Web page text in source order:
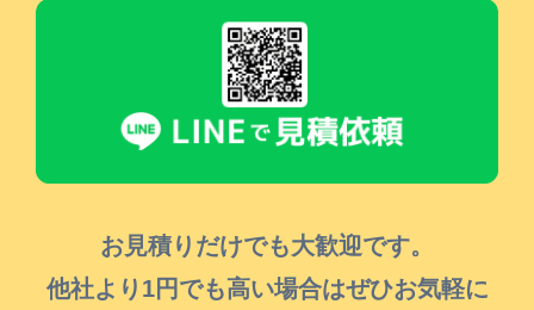
お見積りだけでも大歓迎です。
他社より1円でも高い場合はぜひお気軽に